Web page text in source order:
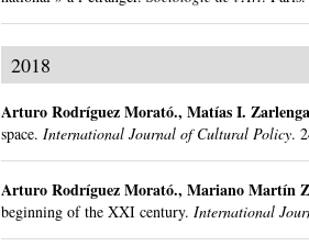
2018
Arturo Rodríguez Morató.,Matías I.
space. International Journal of Cultural Policy.
Arturo Rodríguez Morató.,Mariano Martín
beginning of the XXI century. International